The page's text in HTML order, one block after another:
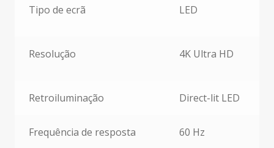
Tipo de ecrã LED
Resolução 4K Ultra HD
Retroiluminação Direct-lit LED
Frequência de resposta 60 Hz